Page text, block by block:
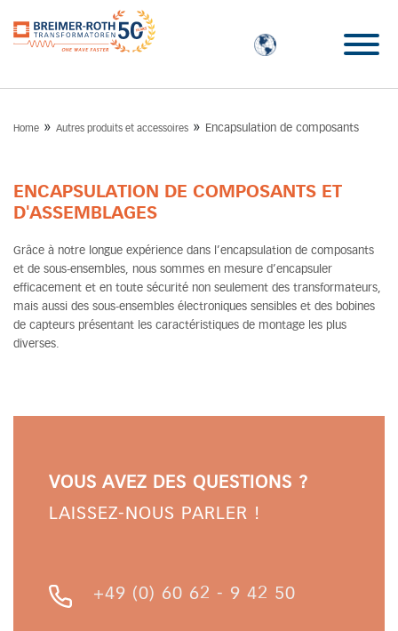
Home » Autres produits et accessoires » Encapsulation de composants
ENCAPSULATION DE COMPOSANTS ET
D'ASSEMBLAGES
Grâce à notre longue expérience dans l’encapsulation de composants
et de sous-ensembles, nous sommes en mesure d’encapsuler
efficacement et en toute sécurité non seulement des transformateurs,
mais aussi des sous-ensembles électroniques sensibles et des bobines
de capteurs présentant les caractéristiques de montage les plus
diverses.
VOUS AVEZ DES QUESTIONS ?
LAISSEZ-NOUS PARLER !
+49 (0) 60 62 - 9 42 50